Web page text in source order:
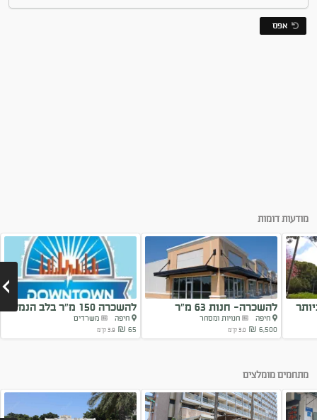
אפס
מודעות דומות
להשכרה- חנות 63 מ”ר
באיינשטיין
חיפה
חנויות ומסחר
6,500 ₪
3.0 ק"מ
להשכרה 150 מ”ר בלב הנמל...
חיפה
משרדים
65 ₪
3.9 ק"מ
מתחמים מומלצים